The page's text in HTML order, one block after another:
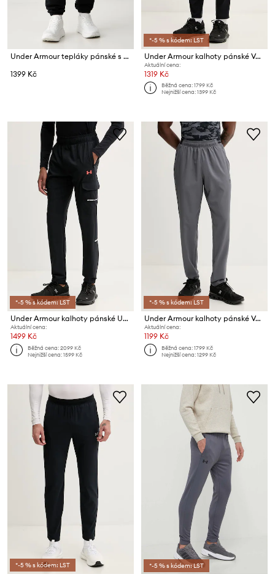
Under Armour tepláky pánské s bavlnou Essential Fleece
1399 Kč
*-5 % s kódem: LST
Under Armour kalhoty pánské Vanish
Aktuální cena:
1319 Kč
Běžná cena:1799 Kč
Nejnižší cena:1399 Kč
*-5 % s kódem: LST
Under Armour kalhoty pánské UA Tech Utility
Aktuální cena:
1499 Kč
Běžná cena:2099 Kč
Nejnižší cena:1599 Kč
*-5 % s kódem: LST
Under Armour kalhoty pánské Vanish
Aktuální cena:
1199 Kč
Běžná cena:1799 Kč
Nejnižší cena:1299 Kč
*-5 % s kódem: LST *-5 % s kódem: LST